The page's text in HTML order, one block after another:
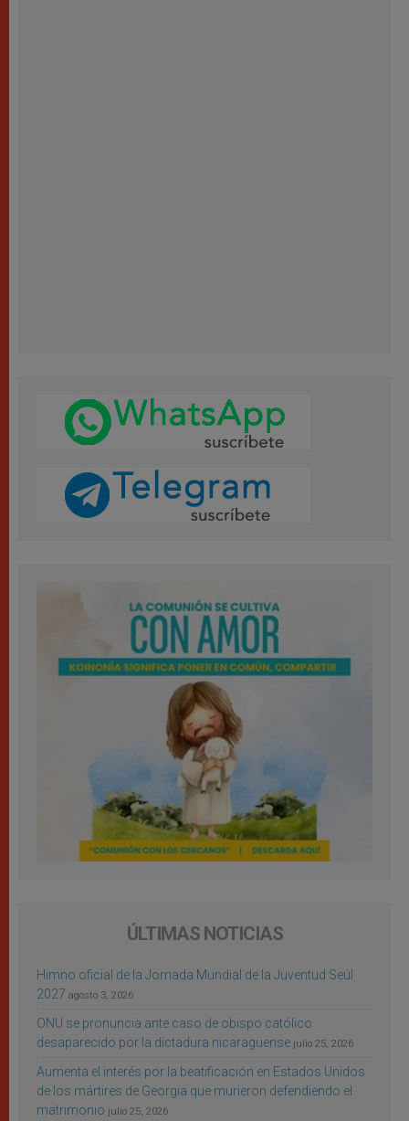
ÚLTIMAS NOTICIAS
Himno oficial de la Jornada Mundial de la Juventud Seúl
2027 agosto 3, 2026
ONU se pronuncia ante caso de obispo católico
desaparecido por la dictadura nicaragüense julio 25, 2026
Aumenta el interés por la beatificación en Estados Unidos
de los mártires de Georgia que murieron defendiendo el
matrimonio julio 25, 2026